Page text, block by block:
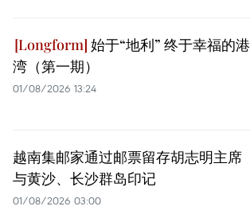
始于“地利” 终于幸福的港
湾（第一期）
01/08/2026 13:24
越南集邮家通过邮票留存胡志明主席
与黄沙、长沙群岛印记
01/08/2026 03:00